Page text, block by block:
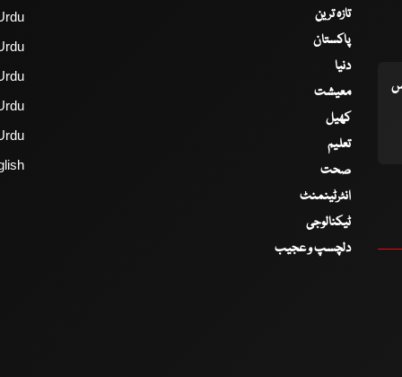
تازہ ترین
پاکستان
دنیا
معیشت
کھیل
تعلیم
صحت
انٹرٹینمنٹ
ٹیکنالوجی
دلچسپ و عجیب